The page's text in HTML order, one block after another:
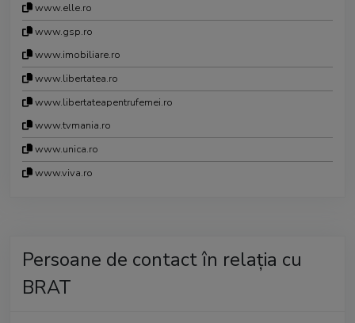
www.elle.ro
www.gsp.ro
www.imobiliare.ro
www.libertatea.ro
www.libertateapentrufemei.ro
www.tvmania.ro
www.unica.ro
www.viva.ro
Persoane de contact în relația cu
BRAT